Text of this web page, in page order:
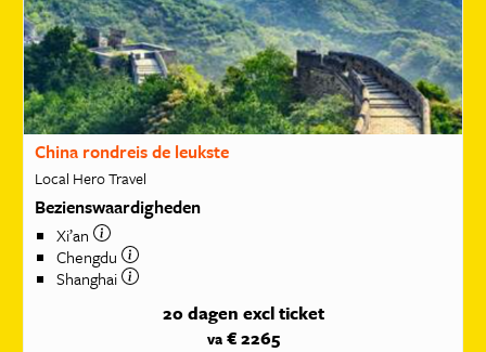
China rondreis de leukste
Local Hero Travel
Bezienswaardigheden
Xi’an
Chengdu
Shanghai
20 dagen excl ticket
va€ 2265